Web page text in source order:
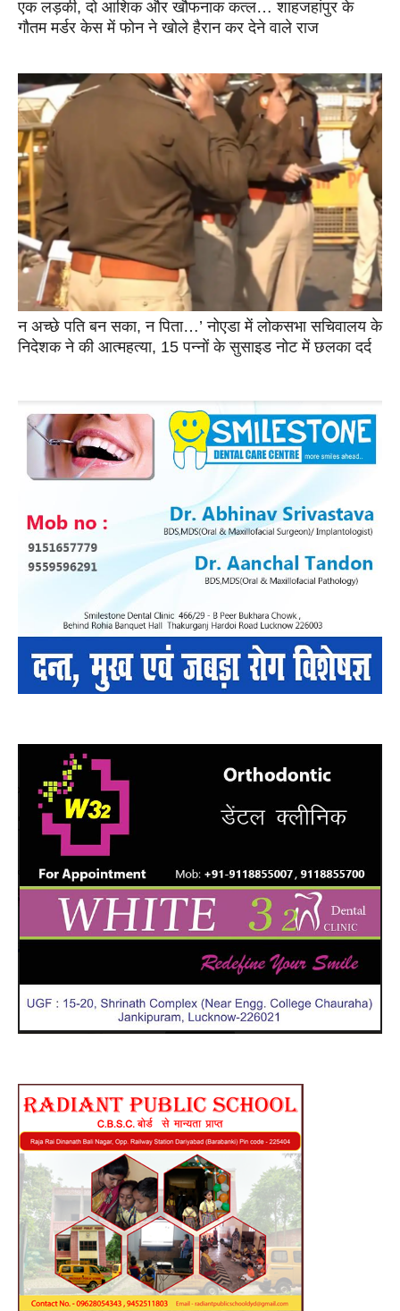
एक लड़की, दो आशिक और खौफनाक कत्ल… शाहजहांपुर के
गौतम मर्डर केस में फोन ने खोले हैरान कर देने वाले राज
न अच्छे पति बन सका, न पिता…’ नोएडा में लोकसभा सचिवालय के
निदेशक ने की आत्महत्या, 15 पन्नों के सुसाइड नोट में छलका दर्द